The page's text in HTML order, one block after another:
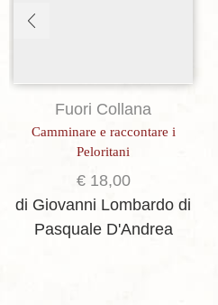
Fuori Collana
Camminare e raccontare i
Peloritani
€18,00
di Giovanni Lombardo di
Pasquale D'Andrea